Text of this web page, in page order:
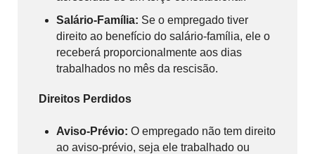
Salário-Família: Se o empregado tiver
direito ao benefício do salário-família, ele o
receberá proporcionalmente aos dias
trabalhados no mês da rescisão.
Direitos Perdidos
Aviso-Prévio: O empregado não tem direito
ao aviso-prévio, seja ele trabalhado ou